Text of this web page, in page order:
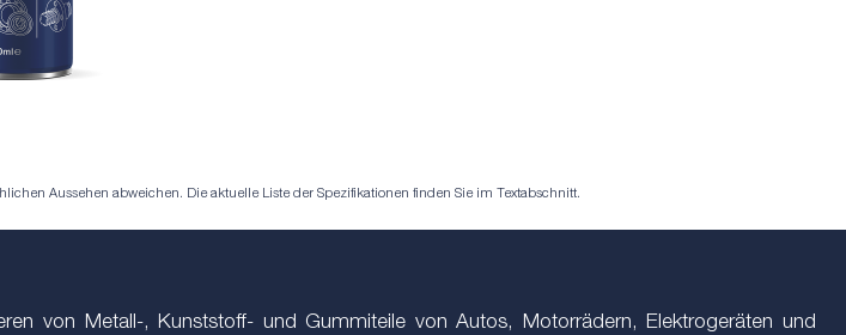
Aussehen abweichen. Die aktuelle Liste der Spezifikationen finden Sie im Textabschnitt.
von Metall-, Kunststoff- und Gummiteile von Autos, Motorrädern, Elektrogeräten und